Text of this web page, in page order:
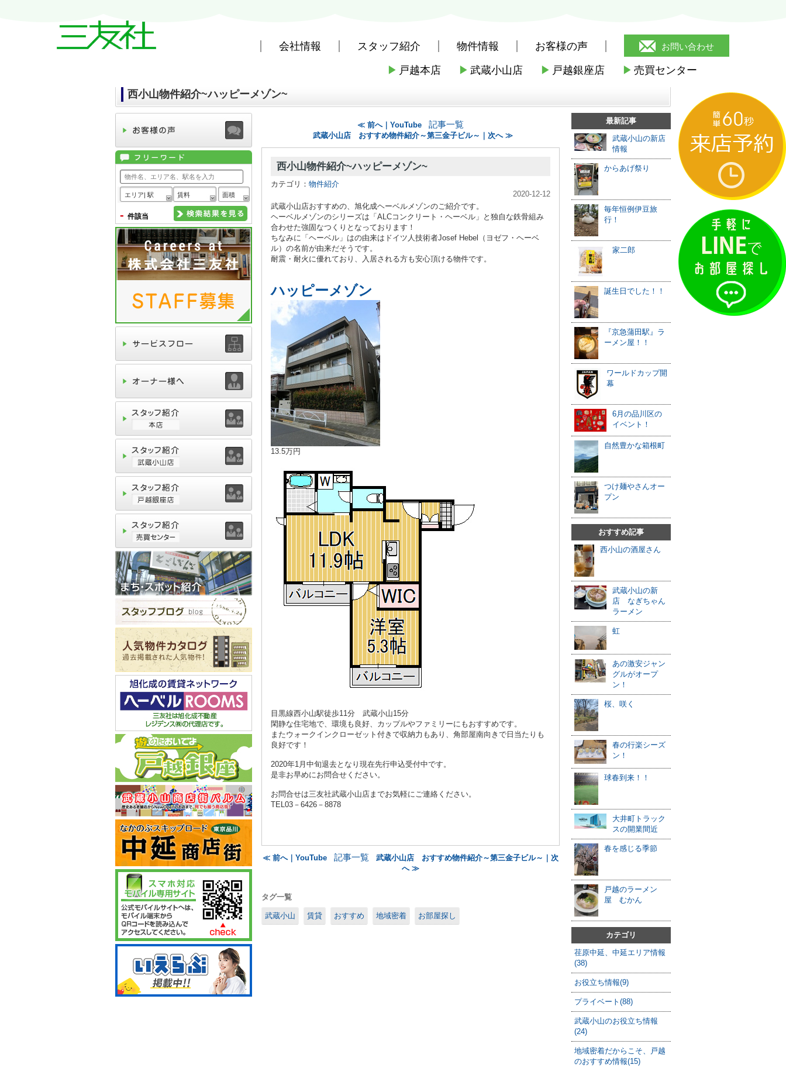
会社情報 スタッフ紹介 物件情報 お客様の声 お問い合わせ
▶ 戸越本店 ▶ 武蔵小山店 ▶ 戸越銀座店 ▶ 売買センター
株式会社三友社 本店のブログ記事一覧 西小山物件紹介~ハッピーメゾン~
西小山物件紹介~ハッピーメゾン~
≪ 前へ｜YouTube 記事一覧
武蔵小山店 おすすめ物件紹介～第三金子ビル～｜次へ ≫
西小山物件紹介~ハッピーメゾン~
カテゴリ： 物件紹介
2020-12-12
武蔵小山店おすすめの、旭化成ヘーベルメゾンのご紹介です。
ヘーベルメゾンのシリーズは「ALCコンクリート・ヘーベル」と独自な鉄骨組み
合わせた強固なつくりとなっております！
ちなみに「ヘーベル」はの由来はドイツ人技術者Josef Hebel（ヨゼフ・ヘーベ
ル）の名前が由来だそうです。
耐震・耐火に優れており、入居される方も安心頂ける物件です。
ハッピーメゾン
13.5万円
目黒線西小山駅徒歩11分 武蔵小山15分
閑静な住宅地で、環境も良好、カップルやファミリーにもおすすめです。
またウォークインクローゼット付きで収納力もあり、角部屋南向きで日当たりも
良好です！
2020年1月中旬退去となり現在先行申込受付中です。
是非お早めにお問合せください。
お問合せは三友社武蔵小山店までお気軽にご連絡ください。
TEL03－6426－8878
≪ 前へ｜YouTube 記事一覧
武蔵小山店 おすすめ物件紹介～第三金子ビル～｜次
へ ≫
タグ一覧
武蔵小山 賃貸 おすすめ 地域密着 お部屋探し
最新記事
武蔵小山の新店
情報
からあげ祭り
毎年恒例伊豆旅
行！
家二郎
誕生日でした！！
『京急蒲田駅』ラ
ーメン屋！！
ワールドカップ開
幕
6月の品川区の
イベント！
自然豊かな箱根町
つけ麺やさんオー
プン
おすすめ記事
西小山の酒屋さん
武蔵小山の新
店 なぎちゃん
ラーメン
虹
あの激安ジャン
グルがオープ
ン！
桜、咲く
春の行楽シーズ
ン！
球春到来！！
大井町トラック
スの開業間近
春を感じる季節
戸越のラーメン
屋 むかん
カテゴリ
荏原中延、中延エリア情報
(38)
お役立ち情報(9)
プライベート(88)
武蔵小山のお役立ち情報
(24)
地域密着だからこそ、戸越
のおすすめ情報(15)
エリア| 駅 賃料 面積
- 件該当